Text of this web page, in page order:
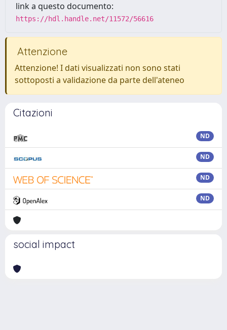
link a questo documento:
https://hdl.handle.net/11572/56616
Attenzione
Attenzione! I dati visualizzati non sono stati
sottoposti a validazione da parte dell'ateneo
Citazioni
ND
ND
ND
ND
social impact